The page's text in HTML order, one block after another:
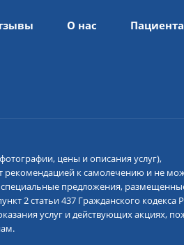
О нас
цены и описания услуг),
рекомендацией к самолечению и не
предложения,
2 статьи 437 Гражданского кодекса
услуг и действующих акциях,